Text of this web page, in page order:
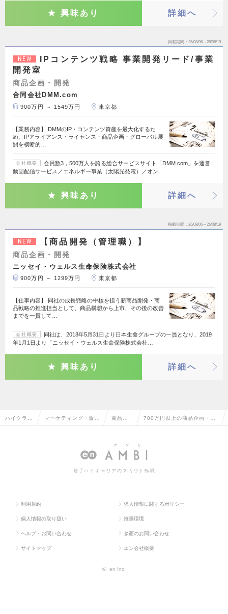
興味あり 詳細へ
掲載期間 26/08/06～26/08/19
NEW
IPコンテンツ戦略 事業開発リード/事業
開発室
商品企画・開発
合同会社DMM.com
900万円 ～ 1549万円 東京都
【業務内容】 DMMのIP・コンテンツ資産を最大化するた
め、IPアライアンス・ライセンス・商品企画・グローバル展
開を横断的…
会社概要
会員数3，500万人を誇る総合サービスサイト「DMM.com」を運営
動画配信サービス／エネルギー事業（太陽光発電）／オン…
興味あり 詳細へ
掲載期間 26/08/06～26/08/19
NEW 【商品開発（管理職）】
商品企画・開発
ニッセイ・ウェルス生命保険株式会社
900万円 ～ 1299万円 東京都
【仕事内容】 同社の成長戦略の中核を担う新商品開発・商
品戦略の推進担当として、商品構想から上市、その後の改善
までを一貫して…
会社概要
同社は、2018年5月31日より日本生命グループの一員となり、2019
年1月1日より「ニッセイ・ウェルス生命保険株式会社…
興味あり 詳細へ
ハイクラス マーケティング・販促 商品企 700万円以上の商品企画・開
若手ハイキャリアのスカウト転職
利用規約 求人情報に関するポリシー
個人情報の取り扱い 推奨環境
ヘルプ・お問い合わせ 参画のお問い合わせ
サイトマップ エン会社概要
© en Inc.